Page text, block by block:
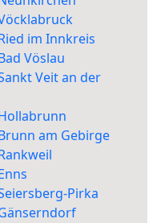
im Innkreis
Vöslau
Veit an der
am Gebirge
Pirka